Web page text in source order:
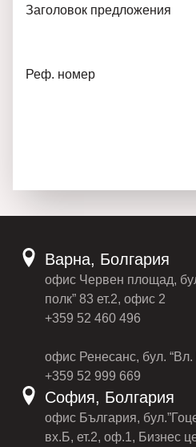
Заголовок предложения
Реф. номер
Варна, Болгария
офис Червен площад,
полк” 83 ет.2, офис 2
+359 52 460 496
офис Ренесанс, бул. “Вл.
+359 52 999 669
София, Болгария
офис България,
вх.Б, ет.2, оф.1, Бизнес